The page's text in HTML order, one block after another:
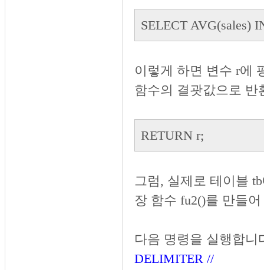
SELECT AVG(sales)
이렇게 하면 변수 r에
함수의 결괏값으로 반
RETURN r;
그럼, 실제로 테이블
장 함수 fu2()를 만들
다음 명령을 실행합니
DELIMITER //